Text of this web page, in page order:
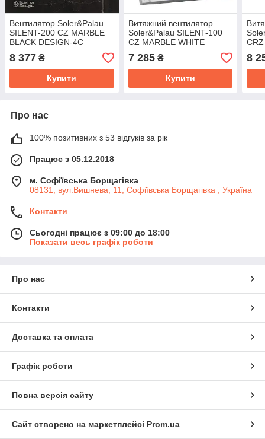
Вентилятор Soler&Palau
SILENT-200 CZ MARBLE
BLACK DESIGN-4C
8 377 ₴
Купити
Витяжний вентилятор
Soler&Palau SILENT-100
CZ MARBLE WHITE
7 285₴
Купити
8
Про нас
100% позитивних з 53 відгуків за рік
Працює з 05.12.2018
м. Софіївська Борщагівка
08131, вул.Вишнева, 11, Софіївська Борщагівка , Україна
Контакти
Сьогодні працює з 09:00 до 18:00
Показати весь графік роботи
Про нас
Контакти
Доставка та оплата
Графік роботи
Повна версія сайту
Сайт створено на маркетплейсі Prom.ua